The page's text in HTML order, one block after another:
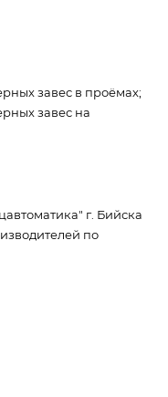
завес в проёмах;
завес на
г. Бийска
по